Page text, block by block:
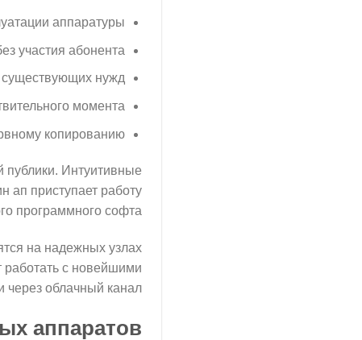
аппаратуры.
участия абонента.
нужд.
момента.
копированию.
публики. Интуитивные
ап приступает работу
программного софта.
на надежных узлах
работать с новейшими
облачный канал.
аппаратов